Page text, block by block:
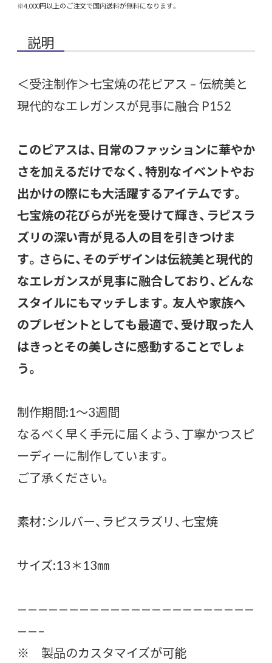
※4,000円以上のご注文で国内送料が無料になります。
説明
＜受注制作＞七宝焼の花ピアス – 伝統美と
現代的なエレガンスが見事に融合 P152
このピアスは、日常のファッションに華やか
さを加えるだけでなく、特別なイベントやお
出かけの際にも大活躍するアイテムです。
七宝焼の花びらが光を受けて輝き、ラピスラ
ズリの深い青が見る人の目を引きつけま
す。さらに、そのデザインは伝統美と現代的
なエレガンスが見事に融合しており、どんな
スタイルにもマッチします。友人や家族へ
のプレゼントとしても最適で、受け取った人
はきっとその美しさに感動することでしょ
う。
制作期間:1〜3週間
なるべく早く手元に届くよう、丁寧かつスピ
ーディーに制作しています。
ご了承ください。
素材：シルバー、ラピスラズリ、七宝焼
サイズ:13＊13㎜
———————————————————————
——–
※ 製品のカスタマイズが可能